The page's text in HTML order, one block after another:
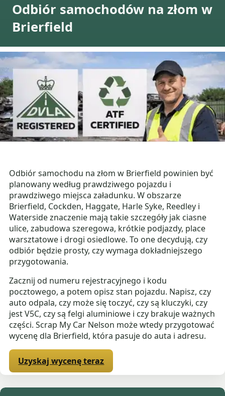
Odbiór samochodów na złom w
Brierfield
Odbiór samochodu na złom w Brierfield powinien być
planowany według prawdziwego pojazdu i
prawdziwego miejsca załadunku. W obszarze
Brierfield, Cockden, Haggate, Harle Syke, Reedley i
Waterside znaczenie mają takie szczegóły jak ciasne
ulice, zabudowa szeregowa, krótkie podjazdy, place
warsztatowe i drogi osiedlowe. To one decydują, czy
odbiór będzie prosty, czy wymaga dokładniejszego
przygotowania.
Zacznij od numeru rejestracyjnego i kodu
pocztowego, a potem opisz stan pojazdu. Napisz, czy
auto odpala, czy może się toczyć, czy są kluczyki, czy
jest V5C, czy są felgi aluminiowe i czy brakuje ważnych
części. Scrap My Car Nelson może wtedy przygotować
wycenę dla Brierfield, która pasuje do auta i adresu.
Uzyskaj wycenę teraz